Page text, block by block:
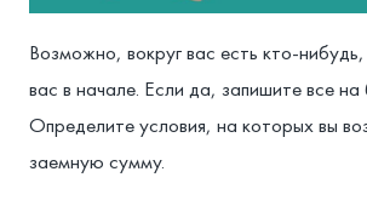
Возможно, вокруг вас есть кто-
вас в начале. Если да, запишите все на
Определите условия, на которых вы
заемную сумму.